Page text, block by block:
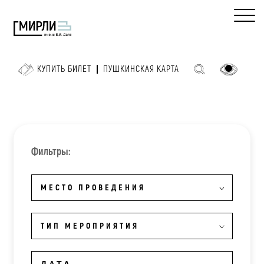
КУПИТЬ БИЛЕТ ПУШКИНСКАЯ КАРТА
Фильтры:
МЕСТО ПРОВЕДЕНИЯ
ТИП МЕРОПРИЯТИЯ